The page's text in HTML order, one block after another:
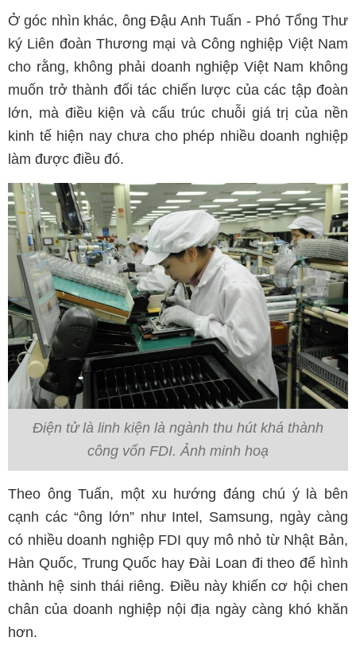
Ở góc nhìn khác, ông Đậu Anh Tuấn - Phó Tổng Thư
ký Liên đoàn Thương mại và Công nghiệp Việt Nam
cho rằng, không phải doanh nghiệp Việt Nam không
muốn trở thành đối tác chiến lược của các tập đoàn
lớn, mà điều kiện và cấu trúc chuỗi giá trị của nền
kinh tế hiện nay chưa cho phép nhiều doanh nghiệp
làm được điều đó.
Điện tử là linh kiện là ngành thu hút khá thành
công vốn FDI. Ảnh minh hoạ
Theo ông Tuấn, một xu hướng đáng chú ý là bên
cạnh các “ông lớn” như Intel, Samsung, ngày càng
có nhiều doanh nghiệp FDI quy mô nhỏ từ Nhật Bản,
Hàn Quốc, Trung Quốc hay Đài Loan đi theo để hình
thành hệ sinh thái riêng. Điều này khiến cơ hội chen
chân của doanh nghiệp nội địa ngày càng khó khăn
hơn.